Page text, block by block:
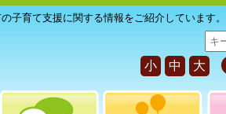
子育て支援に関する情報をご紹介しています。
サ
イ
ト
内
小 中 大